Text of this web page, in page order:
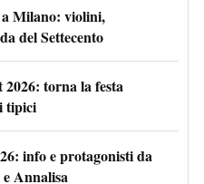
Milano: violini,
del Settecento
torna la festa
tipici
info e protagonisti da
Annalisa